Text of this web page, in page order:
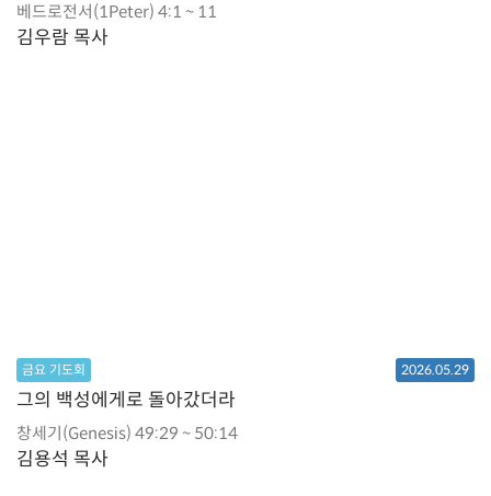
베드로전서(1Peter) 4:1 ~ 11
김우람 목사
금요 기도회 2026.05.29
그의 백성에게로 돌아갔더라
창세기(Genesis) 49:29 ~ 50:14
김용석 목사